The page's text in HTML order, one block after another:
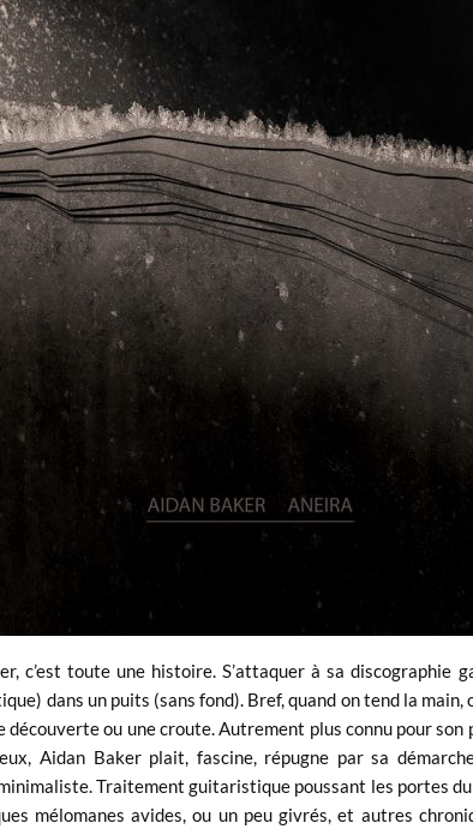
c’est toute une histoire. S’attaquer à sa discographie
dans un puits (sans fond). Bref, quand on tend la main,
découverte ou une croute. Autrement plus connu pour
Aidan Baker plait, fascine, répugne par sa
Traitement guitaristique poussant les portes
mélomanes avides, ou un peu givrés, et autres